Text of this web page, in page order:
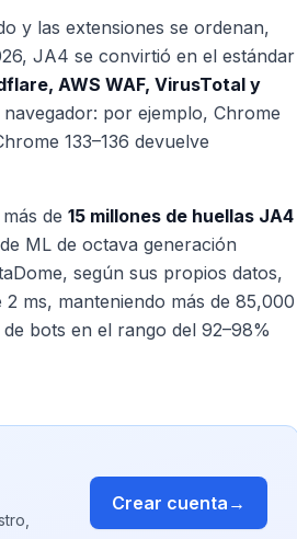
y las extensiones se ordenan,
JA4 se convirtió en el estándar
AWS WAF, VirusTotal y
por ejemplo, Chrome
133–136 devuelve
de 15 millones de huellas JA4
ML de octava generación
según sus propios datos,
ms, manteniendo más de 85,000
bots en el rango del 92–98%
Crear cuenta →